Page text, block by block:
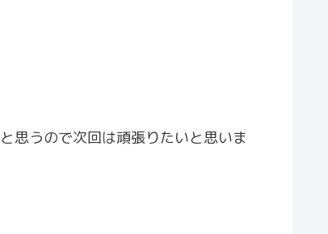
思うので次回は頑張りたいと思いま